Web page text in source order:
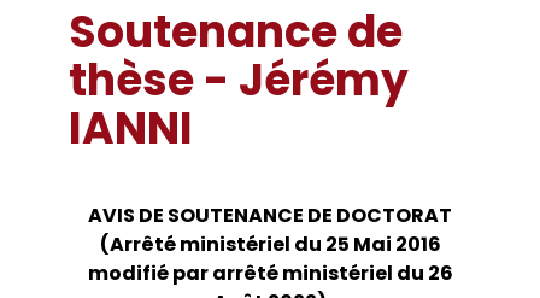
ED Sciences Sociales
Présentation de l’ED
Gouvernance et contacts
Unités de recherche
Doctorats préparés par l’ED
Inscription
Admission en doctorat
Thèses HDR
Formation & Vie scientifique
Cursus et validation ECTS
Evenements scientifiques
Soutenance de
thèse - Jérémy
IANNI
AVIS DE SOUTENANCE DE DOCTORAT
(Arrêté ministériel du 25 Mai 2016
modifié par arrêté ministériel du 26